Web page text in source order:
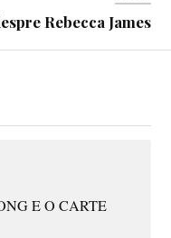
Rebecca James
E O CARTE